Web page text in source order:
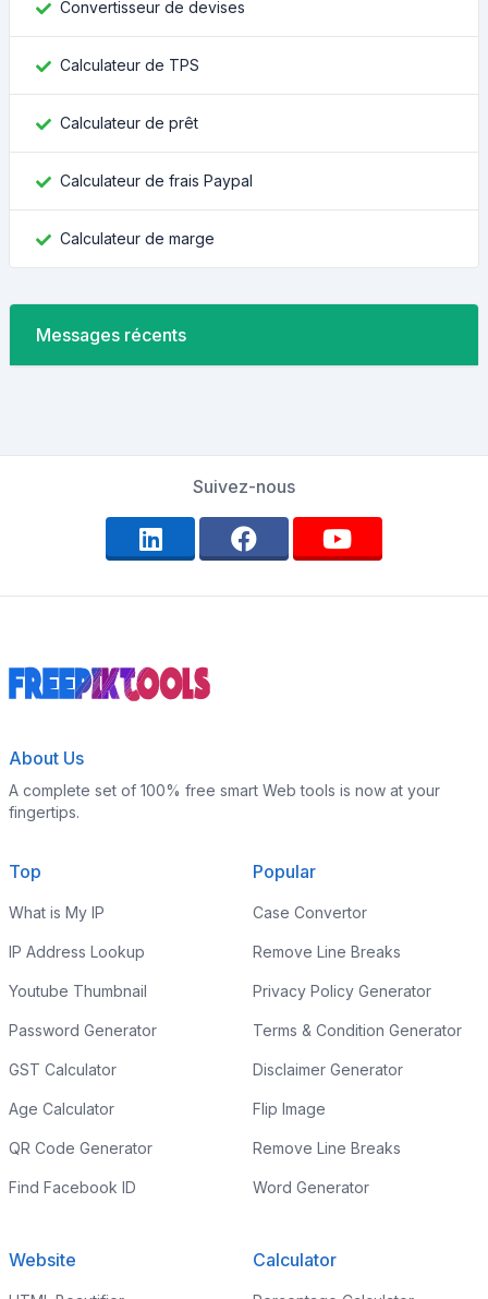
Convertisseur de devises
Calculateur de TPS
Calculateur de prêt
Calculateur de frais Paypal
Calculateur de marge
Messages récents
Suivez-nous
About Us
A complete set of 100% free smart Web tools is now at your
fingertips.
Top
What is My IP
IP Address Lookup
Youtube Thumbnail
Password Generator
GST Calculator
Age Calculator
QR Code Generator
Find Facebook ID
Popular
Case Convertor
Remove Line Breaks
Privacy Policy Generator
Terms & Condition Generator
Disclaimer Generator
Flip Image
Remove Line Breaks
Word Generator
Website Calculator